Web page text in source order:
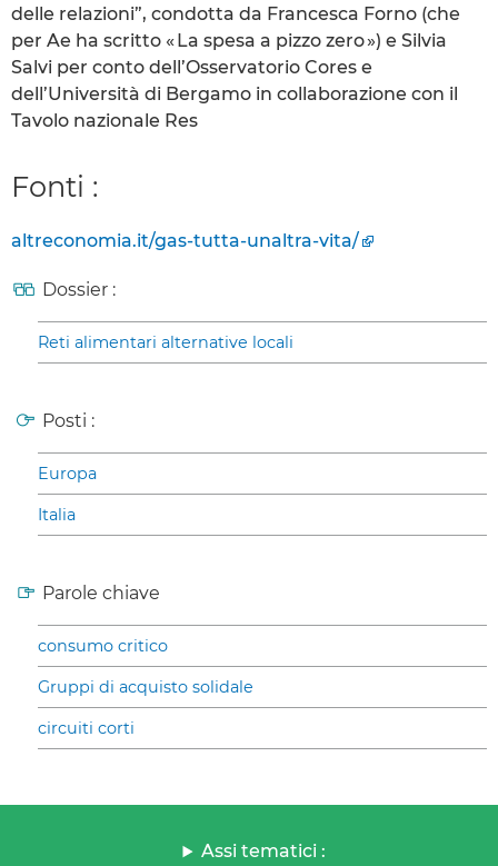
delle relazioni”, condotta da Francesca Forno (che
per Ae ha scritto « La spesa a pizzo zero ») e Silvia
Salvi per conto dell’Osservatorio Cores e
dell’Università di Bergamo in collaborazione con il
Tavolo nazionale Res
Fonti :
altreconomia.it/gas-tutta-unaltra-vita/
Dossier :
Reti alimentari alternative locali
Posti :
Europa
Italia
Parole chiave
consumo critico
Gruppi di acquisto solidale
circuiti corti
Assi tematici :